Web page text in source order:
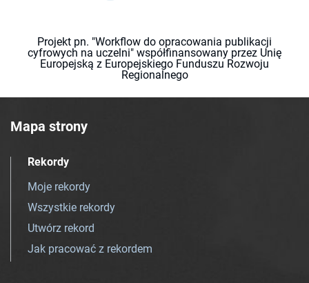
Projekt pn. "Workflow do opracowania publikacji
cyfrowych na uczelni" współfinansowany przez Unię
Europejską z Europejskiego Funduszu Rozwoju
Regionalnego
Mapa strony
Rekordy
Moje rekordy
Wszystkie rekordy
Utwórz rekord
Jak pracować z rekordem